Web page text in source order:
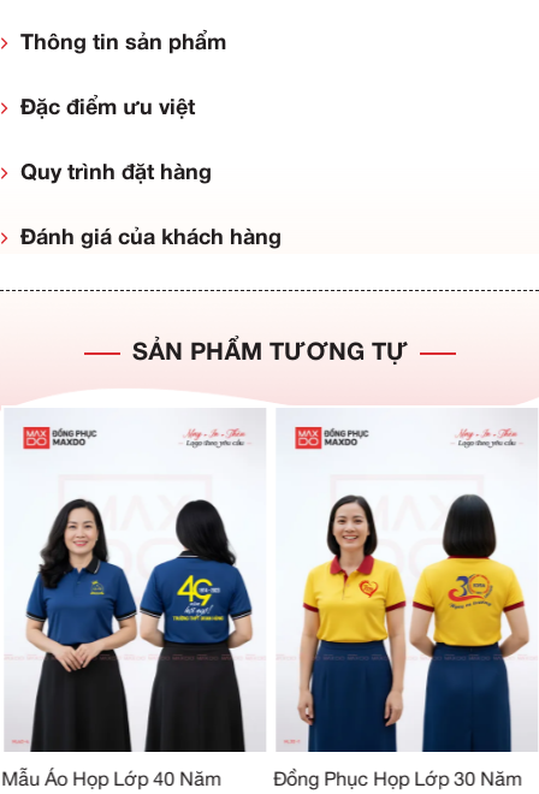
Thông tin sản phẩm
Đặc điểm ưu việt
Quy trình đặt hàng
Đánh giá của khách hàng
SẢN PHẨM TƯƠNG TỰ
Mẫu Áo Họp Lớp 40 Năm Đồng Phục Họp Lớp 30 Năm